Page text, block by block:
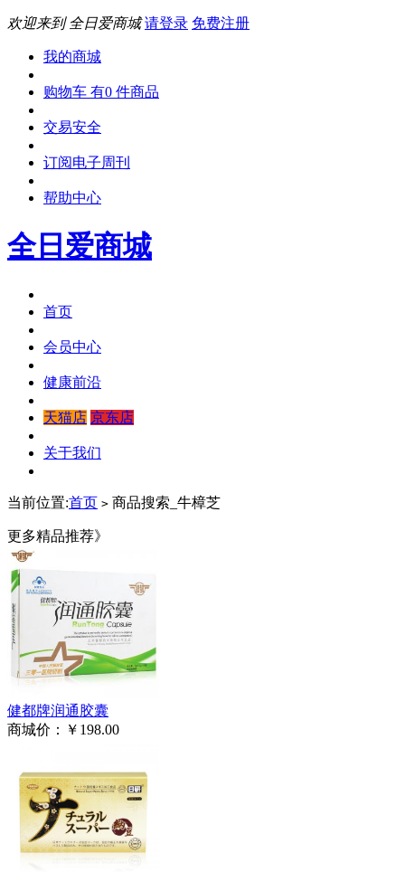
欢迎来到 全日爱商城 请登录 免费注册
我的商城
购物车 有0 件商品
交易安全
订阅电子周刊
帮助中心
全日爱商城
首页
会员中心
健康前沿
天猫店 京东店
关于我们
当前位置:首页 > 商品搜索_牛樟芝
更多精品推荐》
健都牌润通胶囊
商城价：
￥198.00